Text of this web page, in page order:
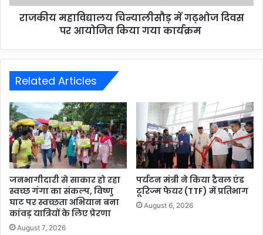
राजकीय महाविद्यालय चिन्यालीसौड़ में गढ़भोज दिवस
पर आयोजित किया गया कार्यक्रम
Related Articles
जनभागीदारी से साकार हो रहा
स्वच्छ गंगा का संकल्प, विष्णु
घाट पर स्वच्छता अभियान बना
कांवड़ यात्रियों के लिए प्रेरणा
August 7, 2026
पर्यटन मंत्री ने किया ट्रैवल एंड
टूरिज्म फेयर (TTF) में प्रतिभाग
August 6, 2026